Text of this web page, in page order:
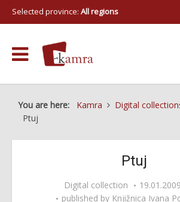
Selected province: All regions
You are here: Kamra Digital
Ptuj
Ptuj
Digital collection
published by Knjižnica Ivana